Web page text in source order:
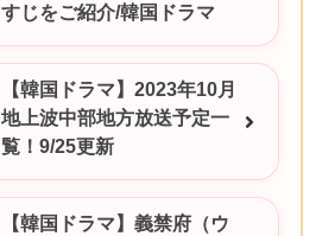
すじをご紹介/韓国ドラマ
【韓国ドラマ】2023年10月
地上波中部地方放送予定一
覧！9/25更新
【韓国ドラマ】義禁府（ウ